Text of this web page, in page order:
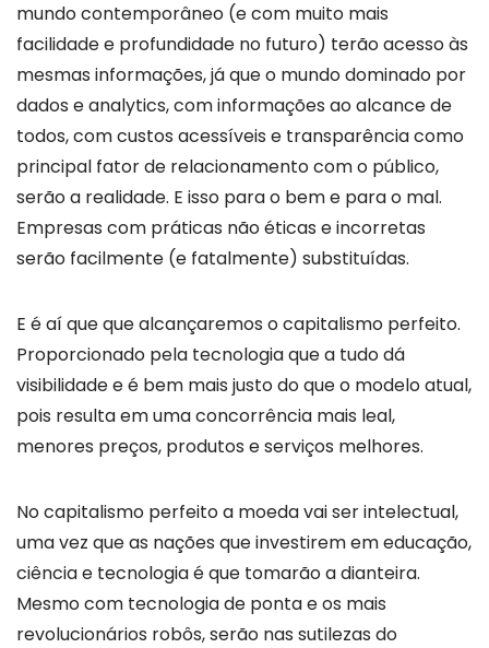
mundo contemporâneo (e com muito mais
facilidade e profundidade no futuro) terão acesso às
mesmas informações, já que o mundo dominado por
dados e analytics, com informações ao alcance de
todos, com custos acessíveis e transparência como
principal fator de relacionamento com o público,
serão a realidade. E isso para o bem e para o mal.
Empresas com práticas não éticas e incorretas
serão facilmente (e fatalmente) substituídas.
E é aí que que alcançaremos o capitalismo perfeito.
Proporcionado pela tecnologia que a tudo dá
visibilidade e é bem mais justo do que o modelo atual,
pois resulta em uma concorrência mais leal,
menores preços, produtos e serviços melhores.
No capitalismo perfeito a moeda vai ser intelectual,
uma vez que as nações que investirem em educação,
ciência e tecnologia é que tomarão a dianteira.
Mesmo com tecnologia de ponta e os mais
revolucionários robôs, serão nas sutilezas do